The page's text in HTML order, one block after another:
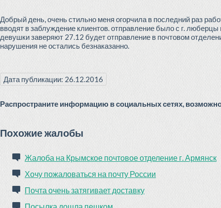
Добрый день, очень стильно меня огорчила в последний раз
вводят в заблуждение клиентов. отправление было с г.
девушки заверяют 27.12 будет отправление в почтовом
нарушения не остались безнаказанно.
Дата публикации: 26.12.2016
Распространите информацию в социальных сетях,
Похожие жалобы
Жалоба на Крымское почтовое отделение г. Армянск
Хочу пожаловаться на почту России
Почта очень затягивает доставку